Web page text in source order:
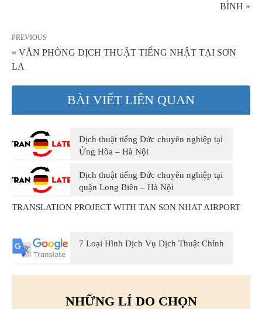
BÌNH »
PREVIOUS
« VĂN PHÒNG DỊCH THUẬT TIẾNG NHẬT TẠI SƠN
LA
BÀI VIẾT LIÊN QUAN
Dịch thuật tiếng Đức chuyên nghiệp tại
Ứng Hòa – Hà Nội
Dịch thuật tiếng Đức chuyên nghiệp tại
quận Long Biên – Hà Nội
TRANSLATION PROJECT WITH TAN SON NHAT AIRPORT
7 Loại Hình Dịch Vụ Dịch Thuật Chính
NHỮNG LÍ DO CHỌN